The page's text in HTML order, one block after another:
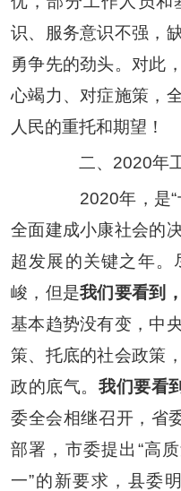
识、服务意识不强，
勇争先的劲头。对此
心竭力、对症施策，
人民的重托和期望！
二、 2020年
2020年，是“
全面建成小康社会的
超发展的关键之年。
峻，但是我们要看到，
基本趋势没有变，中
策、托底的社会政策
政的底气。 我们要看
委全会相继召开，省
部署，市委提出 “高
一”的新要求，县委